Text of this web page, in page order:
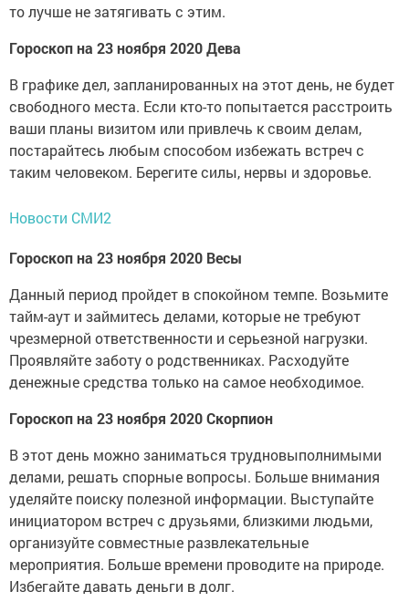
то лучше не затягивать с этим.
Гороскоп на 23 ноября 2020 Дева
В графике дел, запланированных на этот день, не будет
свободного места. Если кто-то попытается расстроить
ваши планы визитом или привлечь к своим делам,
постарайтесь любым способом избежать встреч с
таким человеком. Берегите силы, нервы и здоровье.
Новости СМИ2
Гороскоп на 23 ноября 2020 Весы
Данный период пройдет в спокойном темпе. Возьмите
тайм-аут и займитесь делами, которые не требуют
чрезмерной ответственности и серьезной нагрузки.
Проявляйте заботу о родственниках. Расходуйте
денежные средства только на самое необходимое.
Гороскоп на 23 ноября 2020 Скорпион
В этот день можно заниматься трудновыполнимыми
делами, решать спорные вопросы. Больше внимания
уделяйте поиску полезной информации. Выступайте
инициатором встреч с друзьями, близкими людьми,
организуйте совместные развлекательные
мероприятия. Больше времени проводите на природе.
Избегайте давать деньги в долг.